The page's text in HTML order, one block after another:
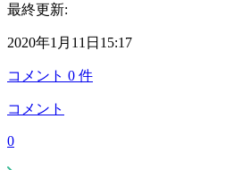
最終更新:
2020年1月11日15:17
コメント 0 件
コメント
0